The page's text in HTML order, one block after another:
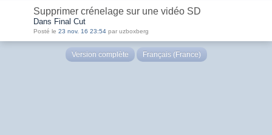
Supprimer crénelage sur une vidéo SD
Dans Final Cut
Posté le 23 nov. 16 23:54 par uzboxberg
Version complète Français (France)